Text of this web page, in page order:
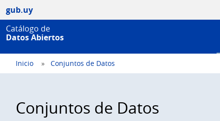
gub.uy
Catálogo de
Datos Abiertos
Inicio Conjuntos de Datos
Conjuntos de Datos